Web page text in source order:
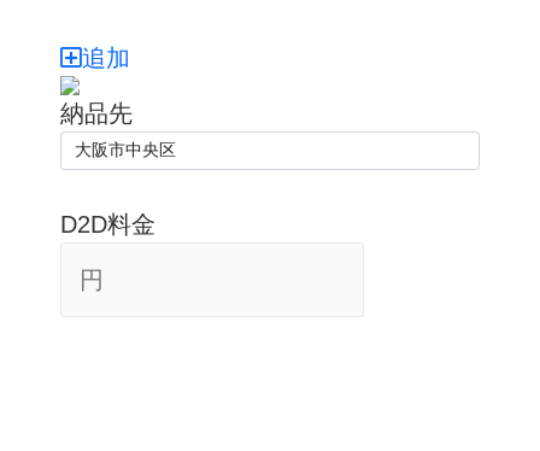
追加
納品先
D2D料金